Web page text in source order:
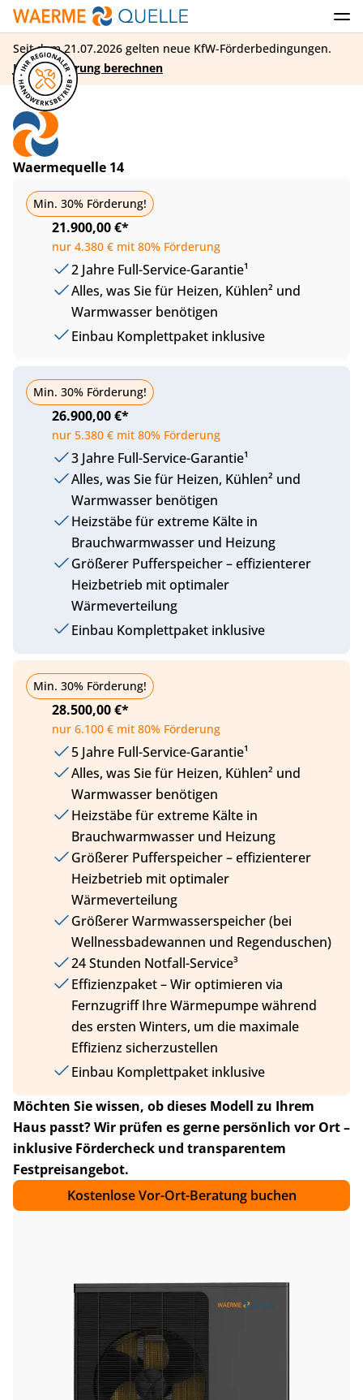
Seit dem 21.07.2026 gelten neue KfW-Förderbedingungen.
Jetzt Förderung berechnen
Waermequelle 14
Basic
21.900,00 €*
nur 4.380 € mit 80% Förderung
2 Jahre Full-Service-Garantie¹
Alles, was Sie für Heizen, Kühlen² und
Warmwasser benötigen
Einbau Komplettpaket inklusive
Min. 30% Förderung!
Plus
26.900,00 €*
nur 5.380 € mit 80% Förderung
3 Jahre Full-Service-Garantie¹
Alles, was Sie für Heizen, Kühlen² und
Warmwasser benötigen
Heizstäbe für extreme Kälte in
Brauchwarmwasser und Heizung
Größerer Pufferspeicher – effizienterer
Heizbetrieb mit optimaler
Wärmeverteilung
Einbau Komplettpaket inklusive
Min. 30% Förderung!
Komfort
28.500,00 €*
nur 6.100 € mit 80% Förderung
5 Jahre Full-Service-Garantie¹
Alles, was Sie für Heizen, Kühlen² und
Warmwasser benötigen
Heizstäbe für extreme Kälte in
Brauchwarmwasser und Heizung
Größerer Pufferspeicher – effizienterer
Heizbetrieb mit optimaler
Wärmeverteilung
Größerer Warmwasserspeicher (bei
Wellnessbadewannen und Regenduschen)
24 Stunden Notfall-Service³
Effizienzpaket – Wir optimieren via
Fernzugriff Ihre Wärmepumpe während
des ersten Winters, um die maximale
Effizienz sicherzustellen
Einbau Komplettpaket inklusive
Min. 30% Förderung!
Möchten Sie wissen, ob dieses Modell zu Ihrem
Haus passt? Wir prüfen es gerne persönlich vor Ort –
inklusive Fördercheck und transparentem
Festpreisangebot.
Kostenlose Vor-Ort-Beratung buchen